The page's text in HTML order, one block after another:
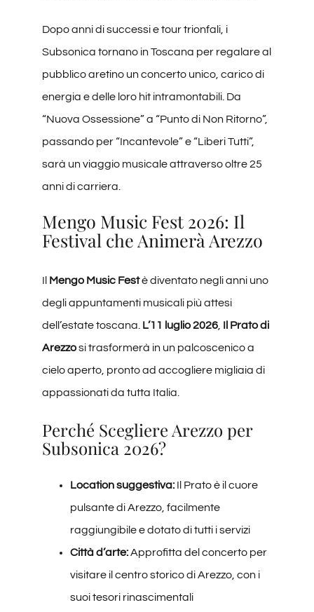
Dopo anni di successi e tour trionfali, i
Subsonica tornano in Toscana per regalare al
pubblico aretino un concerto unico, carico di
energia e delle loro hit intramontabili. Da
“Nuova Ossessione” a “Punto di Non Ritorno”,
passando per “Incantevole” e “Liberi Tutti”,
sarà un viaggio musicale attraverso oltre 25
anni di carriera.
Mengo Music Fest 2026: Il
Festival che Animerà Arezzo
Il Mengo Music Festè diventato negli anni uno
degli appuntamenti musicali più attesi
dell’estate toscana. L’11 luglio 2026, Il Prato di
Arezzosi trasformerà in un palcoscenico a
cielo aperto, pronto ad accogliere migliaia di
appassionati da tutta Italia.
Perché Scegliere Arezzo per
Subsonica 2026?
Location suggestiva:Il Prato è il cuore
pulsante di Arezzo, facilmente
raggiungibile e dotato di tutti i servizi
Città d’arte:Approfitta del concerto per
visitare il centro storico di Arezzo, con i
suoi tesori rinascimentali